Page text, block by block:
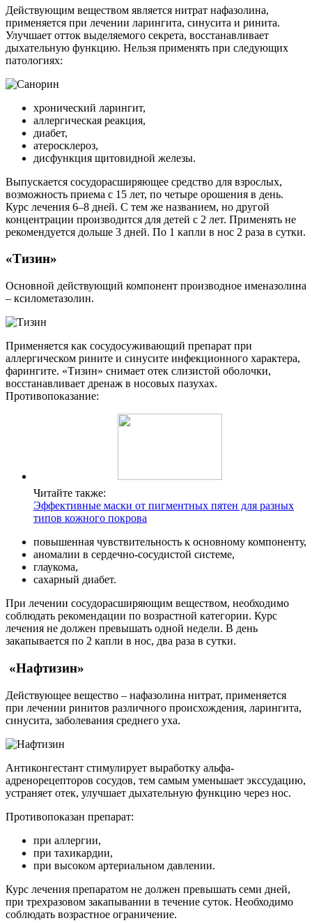
Действующим веществом является нитрат нафазолина,
применяется при лечении ларингита, синусита и ринита.
Улучшает отток выделяемого секрета, восстанавливает
дыхательную функцию. Нельзя применять при следующих
патологиях:
хронический ларингит,
аллергическая реакция,
диабет,
атеросклероз,
дисфункция щитовидной железы.
Выпускается сосудорасширяющее средство для взрослых,
возможность приема с 15 лет, по четыре орошения в день.
Курс лечения 6–8 дней. С тем же названием, но другой
концентрации производится для детей с 2 лет. Применять не
рекомендуется дольше 3 дней. По 1 капли в нос 2 раза в сутки.
«Тизин»
Основной действующий компонент производное именазолина
– ксилометазолин.
Применяется как сосудосуживающий препарат при
аллергическом рините и синусите инфекционного характера,
фарингите. «Тизин» снимает отек слизистой оболочки,
восстанавливает дренаж в носовых пазухах.
Противопоказание:
Читайте также:
Эффективные маски от пигментных пятен для разных
типов кожного покрова
повышенная чувствительность к основному компоненту,
аномалии в сердечно-сосудистой системе,
глаукома,
сахарный диабет.
При лечении сосудорасширяющим веществом, необходимо
соблюдать рекомендации по возрастной категории. Курс
лечения не должен превышать одной недели. В день
закапывается по 2 капли в нос, два раза в сутки.
«Нафтизин»
Действующее вещество – нафазолина нитрат, применяется
при лечении ринитов различного происхождения, ларингита,
синусита, заболевания среднего уха.
Антиконгестант стимулирует выработку альфа-
адренорецепторов сосудов, тем самым уменьшает экссудацию,
устраняет отек, улучшает дыхательную функцию через нос.
Противопоказан препарат:
при аллергии,
при тахикардии,
при высоком артериальном давлении.
Курс лечения препаратом не должен превышать семи дней,
при трехразовом закапывании в течение суток. Необходимо
соблюдать возрастное ограничение.